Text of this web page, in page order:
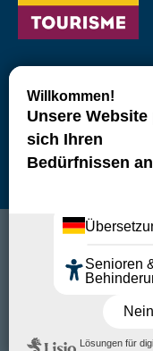
© 2022 Office de